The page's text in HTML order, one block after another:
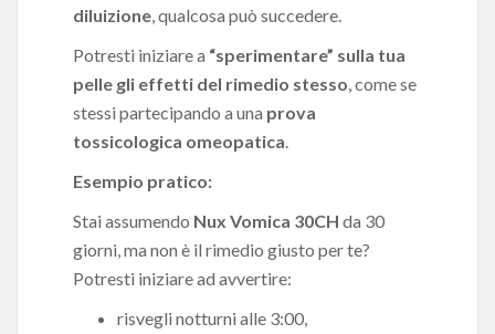
diluizione, qualcosa può succedere.
Potresti iniziare a “sperimentare” sulla tua
pelle gli effetti del rimedio stesso, come se
stessi partecipando a una prova
tossicologica omeopatica.
Esempio pratico:
Stai assumendo Nux Vomica 30CH da 30
giorni, ma non è il rimedio giusto per te?
Potresti iniziare ad avvertire:
risvegli notturni alle 3:00,